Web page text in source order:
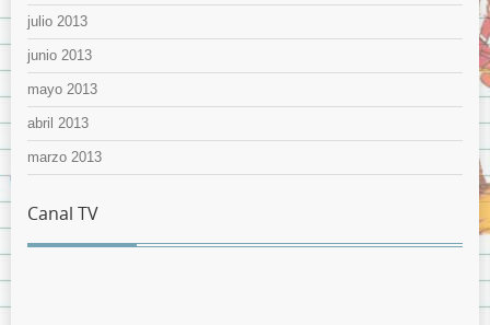
julio 2013
junio 2013
mayo 2013
abril 2013
marzo 2013
Canal TV